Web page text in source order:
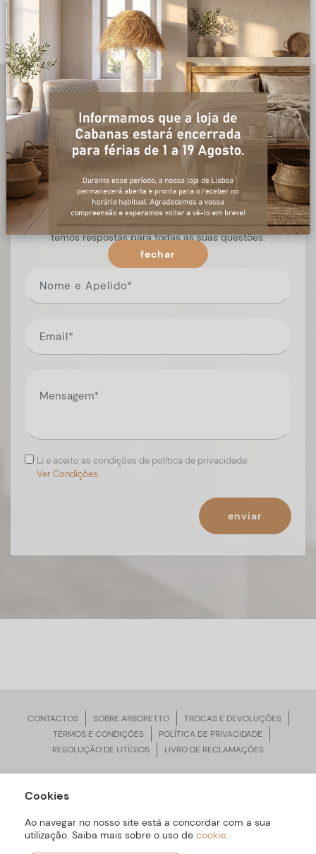
+ informações
Preencha o formulário, e num curto espaço de tempo,
temos respostas para todas as suas questões.
Li e aceito as condições de política de privacidade.
Ver Condições.
enviar
CONTACTOS SOBRE ARBORETTO
TROCAS E DEVOLUÇÕES
TERMOS E CONDIÇÕES
POLÍTICA DE PRIVACIDADE
RESOLUÇÃO DE LITÍGIOS
LIVRO DE RECLAMAÇÕES
ARBORETTO © Todos os Direitos Reservados | Desenvolvido por
Cookies
Ao navegar no nosso site está a concordar com a sua
utilização. Saiba mais sobre o uso de cookie.
fechar